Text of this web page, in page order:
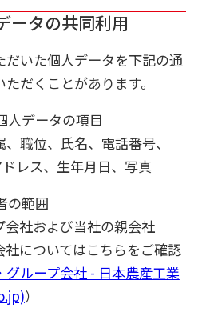
ータの共同利用
だいた個人データを下記の通
だくことがあります。
個人データの項目
職位、氏名、電話番号、
レス、生年月日、写真
者の範囲
会社および当社の親会社
社についてはこちらをご確認
グループ会社 - 日本農産工業
）